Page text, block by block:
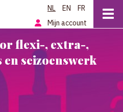
NL EN
FR
Mijn account
flexi-, extra-,
seizoenswerk